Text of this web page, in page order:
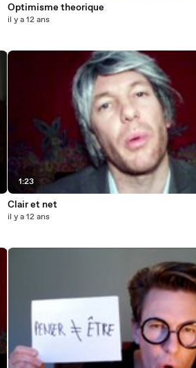
Optimisme theorique
il y a 12 ans
1:23
Clair et net
il y a 12 ans